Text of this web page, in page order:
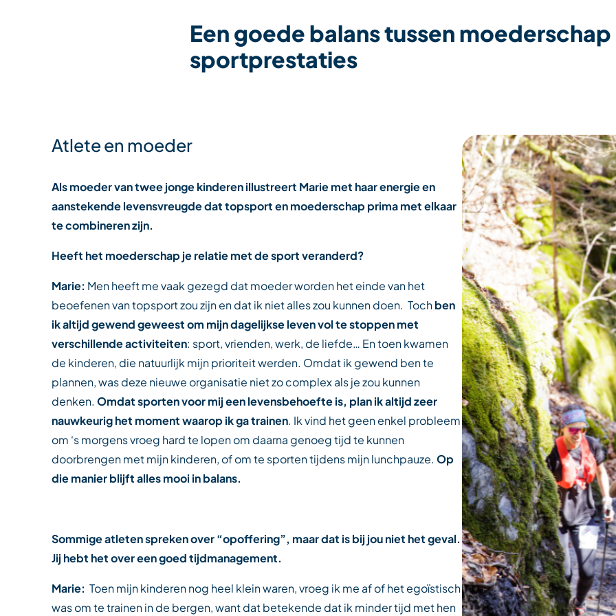
Een goede balans tussen moederschap
sportprestaties
Atlete en moeder
Als moeder van twee jonge kinderen illustreert Marie met haar energie en
aanstekende levensvreugde dat topsport en moederschap prima met elkaar
te combineren zijn.
Heeft het moederschap je relatie met de sport veranderd?
Marie: Men heeft me vaak gezegd dat moeder worden het einde van het
beoefenen van topsport zou zijn en dat ik niet alles zou kunnen doen. Tochben
ik altijd gewend geweest om mijn dagelijkse leven vol te stoppen met
verschillende activiteiten: sport, vrienden, werk, de liefde… En toen kwamen
de kinderen, die natuurlijk mijn prioriteit werden. Omdat ik gewend ben te
plannen, was deze nieuwe organisatie niet zo complex als je zou kunnen
denken. Omdat sporten voor mij een levensbehoefte is, plan ik altijd zeer
nauwkeurig het moment waarop ik ga trainen. Ik vind het geen enkel probleem
om ‘s morgens vroeg hard te lopen om daarna genoeg tijd te kunnen
doorbrengen met mijn kinderen, of om te sporten tijdens mijn lunchpauze. Op
die manier blijft alles mooi in balans.
Sommige atleten spreken over “opoffering”, maar dat is bij jou niet het geval.
Jij hebt het over een goed tijdmanagement.
Marie: Toen mijn kinderen nog heel klein waren, vroeg ik me af of het egoïstisch
was om te trainen in de bergen, want dat betekende dat ik minder tijd met hen